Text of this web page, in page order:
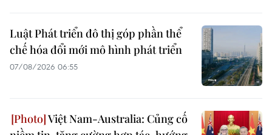
Luật Phát triển đô thị góp phần thể
chế hóa đổi mới mô hình phát triển
07/08/2026 06:55
Việt Nam-Australia: Củng cố